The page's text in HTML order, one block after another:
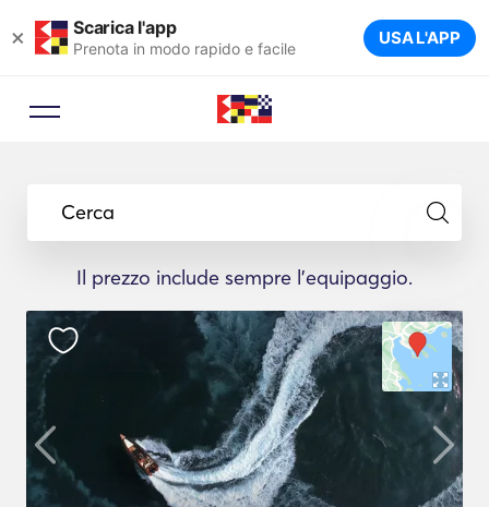
× Scarica l'app
Prenota in modo rapido e facile USA L'APP
Cerca
Il prezzo include sempre l'equipaggio.